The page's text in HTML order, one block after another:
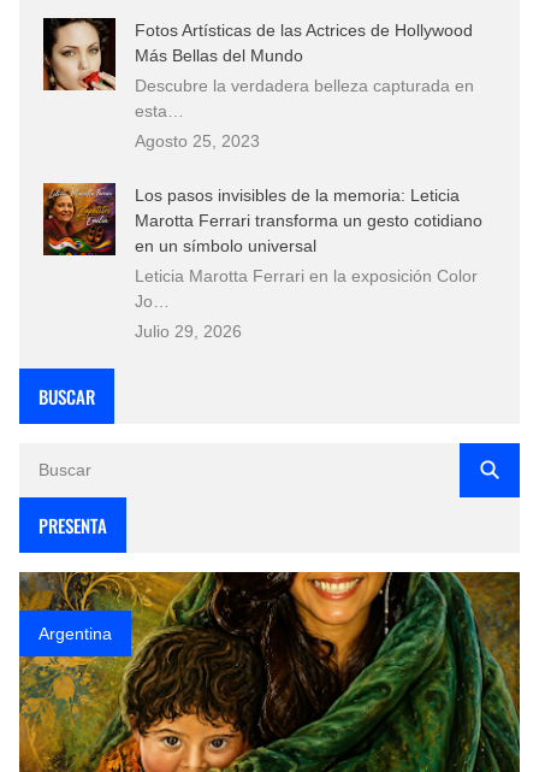
Fotos Artísticas de las Actrices de Hollywood
Más Bellas del Mundo
Descubre la verdadera belleza capturada en
esta…
Agosto 25, 2023
Los pasos invisibles de la memoria: Leticia
Marotta Ferrari transforma un gesto cotidiano
en un símbolo universal
Leticia Marotta Ferrari en la exposición Color
Jo…
Julio 29, 2026
BUSCAR
PRESENTA
Argentina